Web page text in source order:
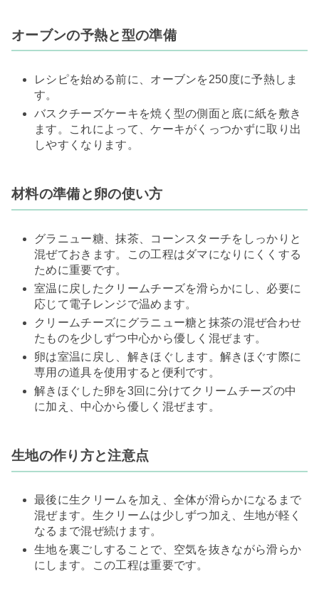
​オーブンの予熱と型の準備
レシピを始める前に、オーブンを250度に予熱しま
す。
バスクチーズケーキを焼く型の側面と底に紙を敷き
ます。これによって、ケーキがくっつかずに取り出
しやすくなります。
​材料の準備と卵の使い方
グラニュー糖、抹茶、コーンスターチをしっかりと
混ぜておきます。この工程はダマになりにくくする
ために重要です。
室温に戻したクリームチーズを滑らかにし、必要に
応じて電子レンジで温めます。
クリームチーズにグラニュー糖と抹茶の混ぜ合わせ
たものを少しずつ中心から優しく混ぜます。
卵は室温に戻し、解きほぐします。解きほぐす際に
専用の道具を使用すると便利です。
解きほぐした卵を3回に分けてクリームチーズの中
に加え、中心から優しく混ぜます。
​生地の作り方と注意点
最後に生クリームを加え、全体が滑らかになるまで
混ぜます。生クリームは少しずつ加え、生地が軽く
なるまで混ぜ続けます。
生地を裏ごしすることで、空気を抜きながら滑らか
にします。この工程は重要です。